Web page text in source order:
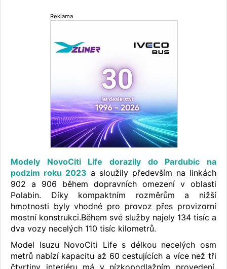
Reklama
Modely NovoCiti Life dorazily do Pardubic na
podzim roku 2023 a sloužily především na linkách
902 a 906 během dopravních omezení v oblasti
Polabin. Díky kompaktním rozměrům a nižší
hmotnosti byly vhodné pro provoz přes provizorní
mostní konstrukci.Během své služby najely 134 tisíc a
dva vozy necelých 110 tisíc kilometrů.
Model Isuzu NovoCiti Life s délkou necelých osm
metrů nabízí kapacitu až 60 cestujících a více než tři